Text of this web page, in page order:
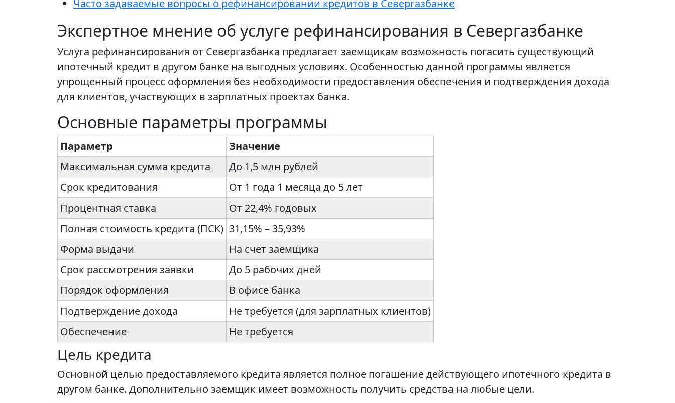
Часто задаваемые вопросы о рефинансировании кредитов в Севергазбанке
Экспертное мнение об услуге рефинансирования в Севергазбанке
Услуга рефинансирования от Севергазбанка предлагает заемщикам возможность погасить существующий
ипотечный кредит в другом банке на выгодных условиях. Особенностью данной программы является
упрощенный процесс оформления без необходимости предоставления обеспечения и подтверждения дохода
для клиентов, участвующих в зарплатных проектах банка.
Основные параметры программы
Параметр
Значение
Максимальная сумма кредита
До 1,5 млн рублей
Срок кредитования
От 1 года 1 месяца до 5 лет
Процентная ставка
От 22,4% годовых
Полная стоимость кредита (ПСК) 31,15% – 35,93%
Форма выдачи
На счет заемщика
Срок рассмотрения заявки
До 5 рабочих дней
Порядок оформления
В офисе банка
Подтверждение дохода
Не требуется (для зарплатных клиентов)
Обеспечение
Не требуется
Цель кредита
Основной целью предоставляемого кредита является полное погашение действующего ипотечного кредита в
другом банке. Дополнительно заемщик имеет возможность получить средства на любые цели.